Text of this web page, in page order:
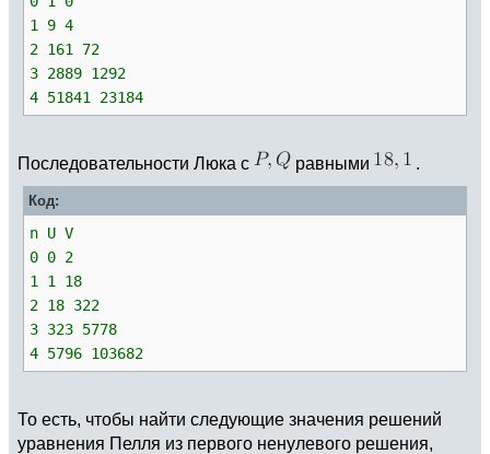
1 9 4
2 161 72
3 2889 1292
4 51841 23184
Последовательности Люка с равными
Код:
n U V
0 0 2
1 1 18
2 18 322
3 323 5778
4 5796 103682
То есть, чтобы найти следующие значения решений
уравнения Пелля из первого ненулевого решения,